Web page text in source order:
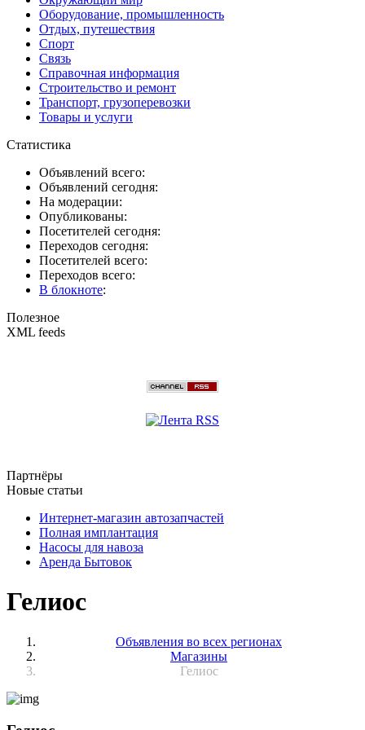
Оборудование, промышленность
Отдых, путешествия
Спорт
Связь
Справочная информация
Строительство и ремонт
Транспорт, грузоперевозки
Товары и услуги
Статистика
Объявлений всего:
Объявлений сегодня:
На модерации:
Опубликованы:
Посетителей сегодня:
Переходов сегодня:
Посетителей всего:
Переходов всего:
В блокноте:
Полезное
XML feeds
Партнёры
Новые статьи
Интернет-магазин автозапчастей
Полная имплантация
Насосы для навоза
Аренда Бытовок
Гелиос
Объявления во всех регионах
Магазины
Гелиос